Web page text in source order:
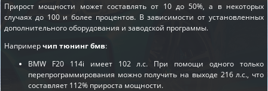
Прирост мощности может составлять от 10 до 50%, а в некоторых
случаях до 100 и более процентов. В зависимости от установленных
дополнительного оборудования и заводской программы.
Напримерчип тюнинг бмв:
BMW F20 114i имеет 102 л.с. При помощи одного только
перепрограммирования можно получить на выходе 216 л.с., что
составляет 112% прироста мощности.